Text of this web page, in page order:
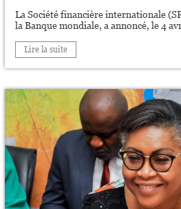
La Société financière internationale
la Banque mondiale, a annoncé, le 4
Lire la suite